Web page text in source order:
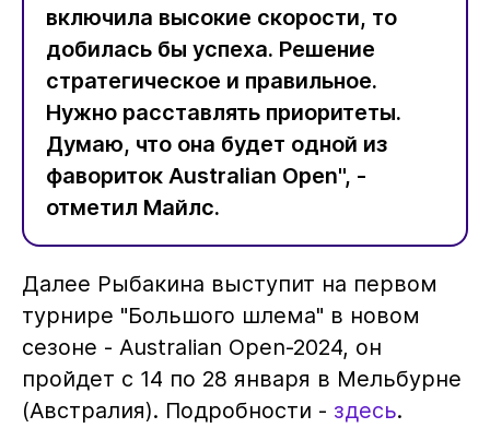
включила высокие скорости, то
добилась бы успеха. Решение
стратегическое и правильное.
Нужно расставлять приоритеты.
Думаю, что она будет одной из
фавориток Australian Open", -
отметил Майлс.
Далее Рыбакина выступит на первом
турнире "Большого шлема" в новом
сезоне - Australian Open-2024, он
пройдет с 14 по 28 января в Мельбурне
(Австралия). Подробности - здесь.